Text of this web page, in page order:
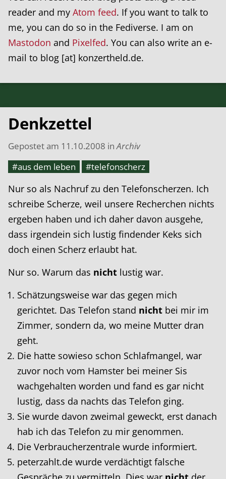
reader and my Atom feed. If you want to talk to
me, you can do so in the Fediverse. I am on
Mastodon and Pixelfed. You can also write an e-
mail to blog [at] konzertheld.de.
Denkzettel
Gepostet am 11.10.2008 in Archiv
#aus dem leben
#telefonscherz
Nur so als Nachruf zu den Telefonscherzen. Ich
schreibe Scherze, weil unsere Recherchen nichts
ergeben haben und ich daher davon ausgehe,
dass irgendein sich lustig findender Keks sich
doch einen Scherz erlaubt hat.
Nur so. Warum das nicht lustig war.
Schätzungsweise war das gegen mich
gerichtet. Das Telefon stand nicht bei mir im
Zimmer, sondern da, wo meine Mutter dran
geht.
Die hatte sowieso schon Schlafmangel, war
zuvor noch vom Hamster bei meiner Sis
wachgehalten worden und fand es gar nicht
lustig, dass da nachts das Telefon ging.
Sie wurde davon zweimal geweckt, erst danach
hab ich das Telefon zu mir genommen.
Die Verbraucherzentrale wurde informiert.
peterzahlt.de wurde verdächtigt falsche